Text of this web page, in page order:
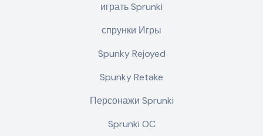
играть Sprunki
спрунки Игры
Spunky Rejoyed
Spunky Retake
Персонажи Sprunki
Sprunki OC